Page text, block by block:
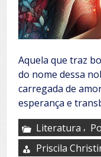
Aquela que traz
do nome dessa
carregada de
esperança e
Literatura ,
Priscila